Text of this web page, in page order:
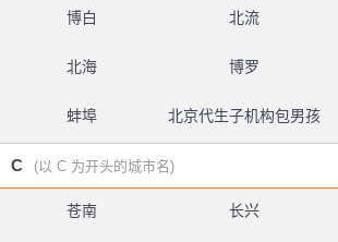
博白 北流
北海 博罗
蚌埠 北京代生子机构包男孩
C (以 C 为开头的城市名)
苍南 长兴